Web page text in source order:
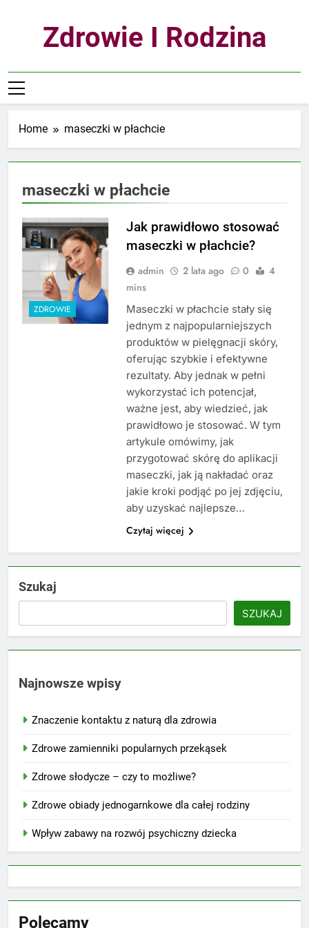
Zdrowie I Rodzina
Home maseczki w płachcie
maseczki w płachcie
ZDROWIE
Jak prawidłowo stosować
maseczki w płachcie?
admin 2 lata ago 0
4
mins
Maseczki w płachcie stały się
jednym z najpopularniejszych
produktów w pielęgnacji skóry,
oferując szybkie i efektywne
rezultaty. Aby jednak w pełni
wykorzystać ich potencjał,
ważne jest, aby wiedzieć, jak
prawidłowo je stosować. W tym
artykule omówimy, jak
przygotować skórę do aplikacji
maseczki, jak ją nakładać oraz
jakie kroki podjąć po jej zdjęciu,
aby uzyskać najlepsze…
Czytaj więcej
Szukaj
SZUKAJ
Najnowsze wpisy
Znaczenie kontaktu z naturą dla zdrowia
Zdrowe zamienniki popularnych przekąsek
Zdrowe słodycze – czy to możliwe?
Zdrowe obiady jednogarnkowe dla całej rodziny
Wpływ zabawy na rozwój psychiczny dziecka
Polecamy